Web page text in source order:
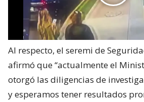
Al respecto, el seremi de
afirmó que “actualmente el
otorgó las diligencias de
y esperamos tener resultados